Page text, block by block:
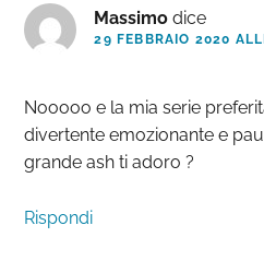
Massimo dice
29 FEBBRAIO 2020
Nooooo e la mia serie
divertente emozionante e
grande ash ti adoro ?
Rispondi